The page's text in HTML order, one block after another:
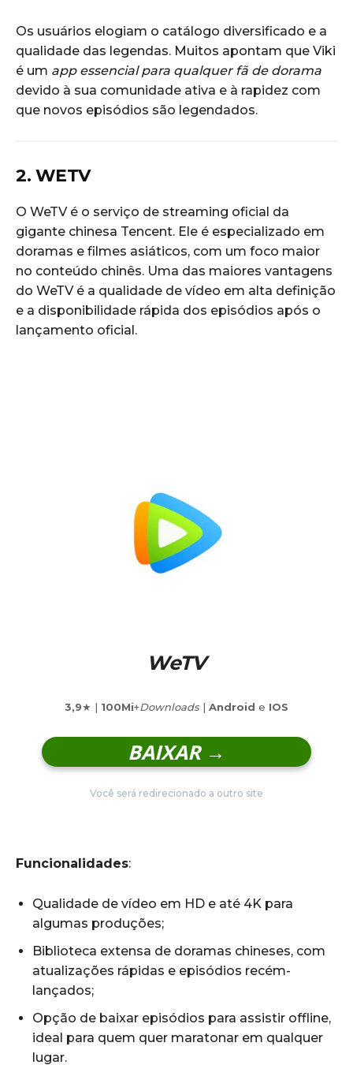
Os usuários elogiam o catálogo diversificado e a
qualidade das legendas. Muitos apontam que Viki
é um app essencial para qualquer fã de dorama
devido à sua comunidade ativa e à rapidez com
que novos episódios são legendados.
2. WETV
O WeTV é o serviço de streaming oficial da
gigante chinesa Tencent. Ele é especializado em
doramas e filmes asiáticos, com um foco maior
no conteúdo chinês. Uma das maiores vantagens
do WeTV é a qualidade de vídeo em alta definição
e a disponibilidade rápida dos episódios após o
lançamento oficial.
WeTV
3,9★ | 100Mi+Downloads| Android e IOS
BAIXAR →
Você será redirecionado a outro site
Funcionalidades:
Qualidade de vídeo em HD e até 4K para
algumas produções;
Biblioteca extensa de doramas chineses, com
atualizações rápidas e episódios recém-
lançados;
Opção de baixar episódios para assistir offline,
ideal para quem quer maratonar em qualquer
lugar.